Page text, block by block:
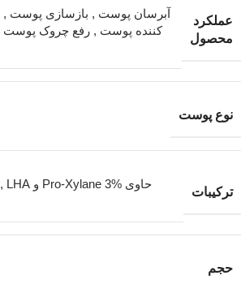
عملکرد
محصول
آبرسان پوست , بازسازی پوست ,
کننده پوست , رفع چروک پوست
نوع پوست
ترکیبات
حاوی Pro-Xylane 3% و LHA ,
حجم